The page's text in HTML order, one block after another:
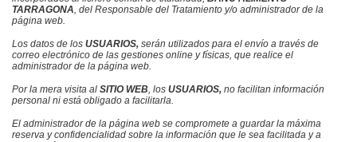
TARRAGONA , del Responsable del Tratamiento y/o administrador de la
página web
Los datos de los USUARIOS, serán utilizados para el envío a través de
correo electrónico de las gestiones online y físicas, que realice el
administrador de la página web
Por la mera visita al SITIO WEB , los USUARIOS, no facilitan información
personal ni está obligado a facilitarla.
El administrador de la página web se compromete a guardar la máxima
reserva y confidencialidad sobre la información que le sea facilitada y a